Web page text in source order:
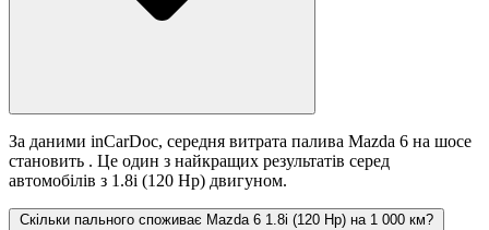
За даними inCarDoc, середня витрата палива Mazda 6 на шосе
становить . Це один з найкращих результатів серед
автомобілів з 1.8i (120 Hp) двигуном.
Скільки пального споживає Mazda 6 1.8i (120 Hp) на 1 000 км?